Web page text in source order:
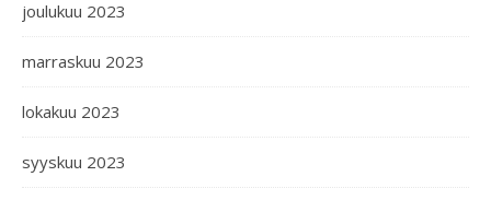
joulukuu 2023
marraskuu 2023
lokakuu 2023
syyskuu 2023